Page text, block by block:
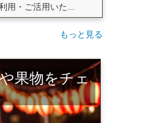
用・ご活用いた...
もっと見る
果物をチェ